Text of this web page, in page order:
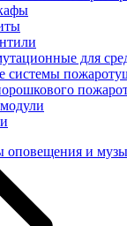
для
системы
оповещения и